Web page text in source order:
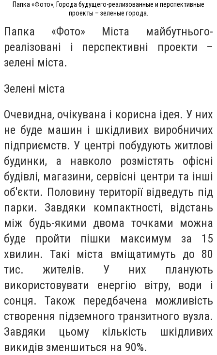
Папка «Фото», Города будущего-реализованные и перспективные
проекты – зеленые города.
Папка «Фото» Міста майбутнього-
реалізовані і перспективні проекти –
зелені міста.
Зелені міста
Очевидна, очікувана і корисна ідея. У них
не буде машин і шкідливих виробничих
підприємств. У центрі побудують житлові
будинки, а навколо розмістять офісні
будівлі, магазини, сервісні центри та інші
об'єкти. Половину території відведуть під
парки. Завдяки компактності, відстань
між будь-якими двома точками можна
буде пройти пішки максимум за 15
хвилин. Такі міста вміщатимуть до 80
тис. жителів. У них планують
використовувати енергію вітру, води і
сонця. Також передбачена можливість
створення підземного транзитного вузла.
Завдяки цьому кількість шкідливих
викидів зменшиться на 90%.